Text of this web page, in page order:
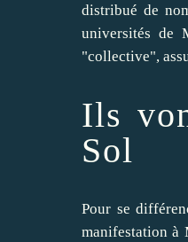
distribué de
universités de
"collective",
Ils
Sol
Pour se
manifestation à